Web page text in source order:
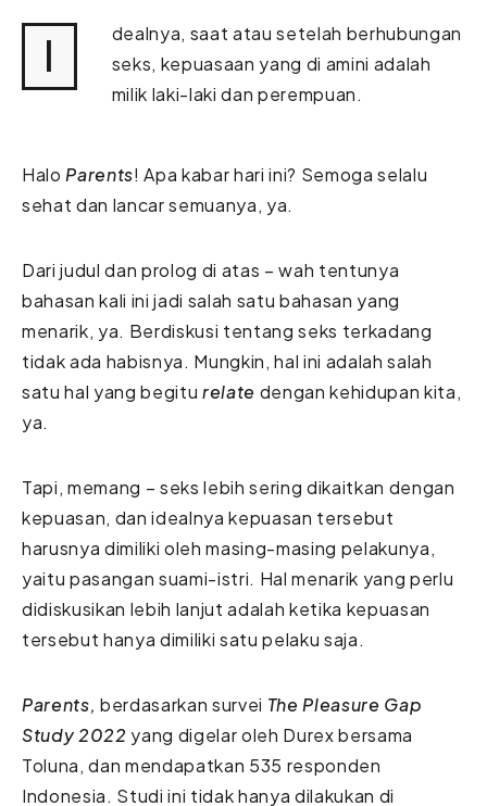
I
dealnya, saat atau setelah berhubungan
seks, kepuasaan yang di amini adalah
milik laki-laki dan perempuan.
Halo Parents! Apa kabar hari ini? Semoga selalu
sehat dan lancar semuanya, ya.
Dari judul dan prolog di atas – wah tentunya
bahasan kali ini jadi salah satu bahasan yang
menarik, ya. Berdiskusi tentang seks terkadang
tidak ada habisnya. Mungkin, hal ini adalah salah
satu hal yang begiturelate dengan kehidupan kita,
ya.
Tapi, memang – seks lebih sering dikaitkan dengan
kepuasan, dan idealnya kepuasan tersebut
harusnya dimiliki oleh masing-masing pelakunya,
yaitu pasangan suami-istri. Hal menarik yang perlu
didiskusikan lebih lanjut adalah ketika kepuasan
tersebut hanya dimiliki satu pelaku saja.
Parents, berdasarkan survei The Pleasure Gap
Study 2022 yang digelar oleh Durex bersama
Toluna, dan mendapatkan 535 responden
Indonesia. Studi ini tidak hanya dilakukan di